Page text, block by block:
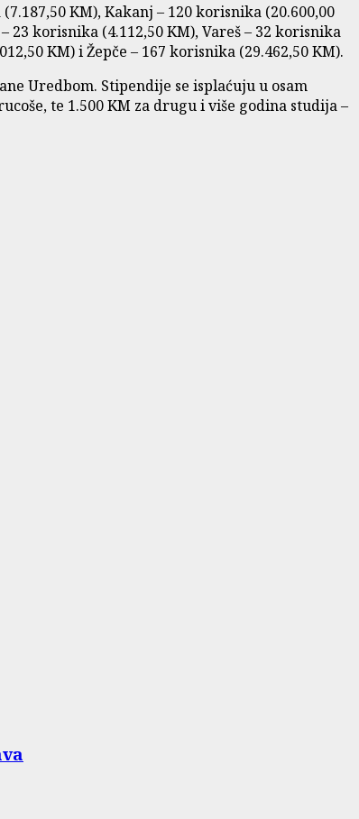
KM), Kakanj – 120 korisnika (20.600,00
23 korisnika (4.112,50 KM), Vareš – 32 korisnika
KM) i Žepče – 167 korisnika (29.462,50 KM).
Uredbom. Stipendije se isplaćuju u osam
te 1.500 KM za drugu i više godina studija –